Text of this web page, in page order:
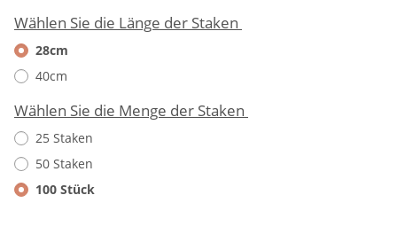
Wählen Sie die Länge der Staken
28cm
40cm
Wählen Sie die Menge der Staken
25 Staken
50 Staken
100 Stück